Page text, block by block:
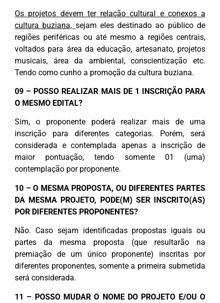
Os projetos devem ter relação cultural e conexos a
cultura buziana, sejam eles destinado ao público de
regiões periféricas ou até mesmo a regiões centrais,
voltados para área da educação, artesanato, projetos
musicais, área da ambiental, conscientização etc.
Tendo como cunho a promoção da cultura buziana.
09 – POSSO REALIZAR MAIS DE 1 INSCRIÇÃO PARA
O MESMO EDITAL?
Sim, o proponente poderá realizar mais de uma
inscrição para diferentes categorias. Porém, será
considerada e contemplada apenas a inscrição de
maior pontuação, tendo somente 01 (uma)
contemplação por proponente.
10 – O MESMA PROPOSTA, OU DIFERENTES PARTES
DA MESMA PROJETO, PODE(M) SER INSCRITO(AS)
POR DIFERENTES PROPONENTES?
Não. Caso sejam identificadas propostas iguais ou
partes da mesma proposta (que resultarão na
premiação de um único proponente) inscritas por
diferentes proponentes, somente a primeira submetida
será considerada.
11 – POSSO MUDAR O NOME DO PROJETO E/OU O